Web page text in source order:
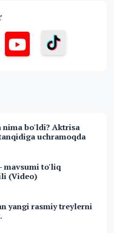
nima bo'ldi? Aktrisa
uchramoqda
mavsumi to'liq
(Video)
yangi rasmiy treylerni